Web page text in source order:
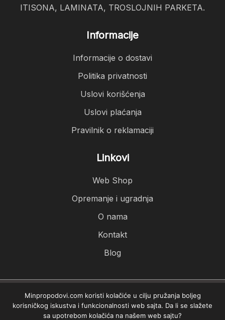
ITISONA, LAMINATA, TROSLOJNIH PARKETA.
Informacije
Informacije o dostavi
Politika privatnosti
Uslovi korišćenja
Uslovi plaćanja
Pravilnik o reklamaciji
Linkovi
Web Shop
Opremanje i ugradnja
O nama
Kontakt
Blog
Minpro podovi © 2026. Sva prava zadržana.
Izrada sajtaPCMAX Studio
Minpropodovi.com koristi kolačiće u cilju pružanja boljeg
korisničkog iskustva i funkcionalnosti web sajta. Da li se slažete
sa upotrebom kolačića na našem web sajtu?